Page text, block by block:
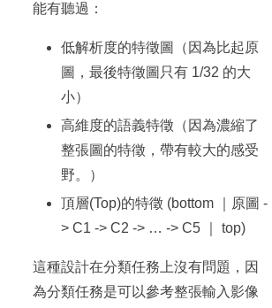
能有聽過：
低解析度的特徵圖（因為比起原
圖，最後特徵圖只有 1/32 的大
小）
高維度的語義特徵（因為濃縮了
整張圖的特徵，帶有較大的感受
野。）
頂層(Top)的特徵 (bottom ｜原圖 -
> C1 -> C2 -> … -> C5 ｜ top)
這種設計在分類任務上沒有問題，因
為分類任務是可以參考整張輸入影像